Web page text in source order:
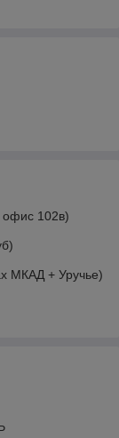
офис 102в)
МКАД + Уручье)